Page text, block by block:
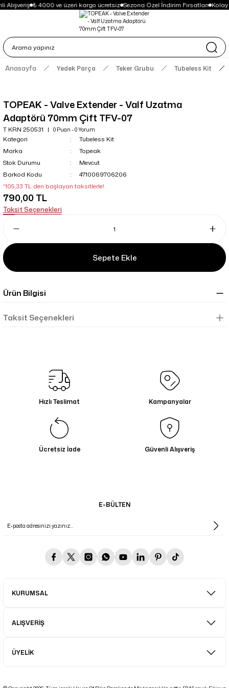
Alışveriş ₺ 4000 ve üzeri kargo ücretsiz Sezona Özel İndirim Fırsatları Kolay
Anasayfa Yedek Parça Teker Grubu Tubeless Kit
TOPEAK - Valve Extender - Valf Uzatma
Adaptörü 70mm Çift TFV-07
T KRN 250531 0 Puan - 0 Yorum
Kategori
Tubeless Kit
Marka
Topeak
Stok Durumu
Mevcut
Barkod Kodu
4710069706206
*105,33 TL den başlayan taksitlerle!
790,00 TL
Taksit Seçenekleri
Sepete Ekle
Ürün Bilgisi
Taksit Seçenekleri
Hızlı Teslimat Kampanyalar
Ücretsiz İade Güvenli Alışveriş
E-BÜLTEN
KURUMSAL
ALIŞVERİŞ
ÜYELİK